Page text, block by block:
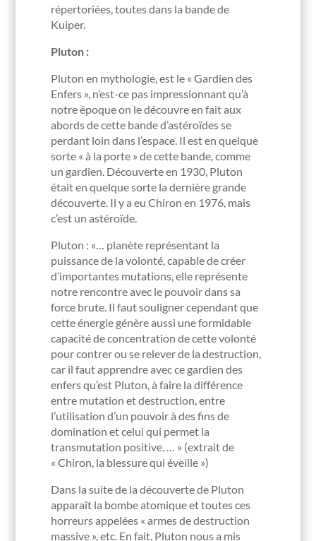
répertoriées, toutes dans la bande de
Kuiper.
Pluton :
Pluton en mythologie, est le « Gardien des
Enfers », n’est-ce pas impressionnant qu’à
notre époque on le découvre en fait aux
abords de cette bande d’astéroïdes se
perdant loin dans l’espace. Il est en quelque
sorte « à la porte » de cette bande, comme
un gardien. Découverte en 1930, Pluton
était en quelque sorte la dernière grande
découverte. Il y a eu Chiron en 1976, mais
c’est un astéroïde.
Pluton : «… planète représentant la
puissance de la volonté, capable de créer
d’importantes mutations, elle représente
notre rencontre avec le pouvoir dans sa
force brute. Il faut souligner cependant que
cette énergie génère aussi une formidable
capacité de concentration de cette volonté
pour contrer ou se relever de la destruction,
car il faut apprendre avec ce gardien des
enfers qu’est Pluton, à faire la différence
entre mutation et destruction, entre
l’utilisation d’un pouvoir à des fins de
domination et celui qui permet la
transmutation positive. … » (extrait de
« Chiron, la blessure qui éveille »)
Dans la suite de la découverte de Pluton
apparaît la bombe atomique et toutes ces
horreurs appelées « armes de destruction
massive », etc. En fait, Pluton nous a mis